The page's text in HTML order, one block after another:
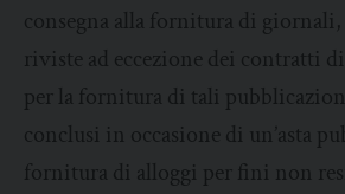
consegna alla fornitura di
riviste ad eccezione dei contratti
per la fornitura di tali
conclusi in occasione di un’asta
fornitura di alloggi per fini non